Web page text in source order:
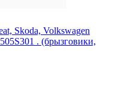
Skoda, Volkswagen
. (брызговики,